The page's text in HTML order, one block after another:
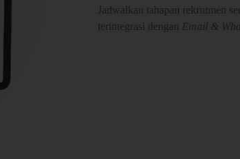
Jadwalkan tahapan rekrutmen
terintegrasi dengan Email &